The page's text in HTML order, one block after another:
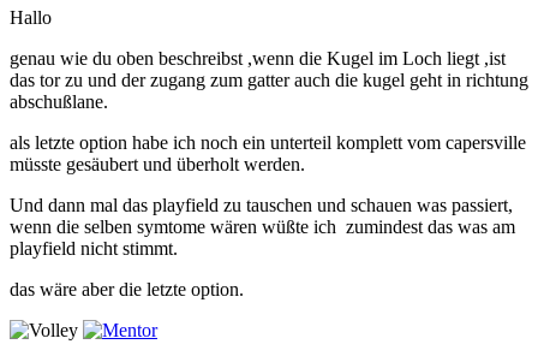
Hallo
genau wie du oben beschreibst ,wenn die Kugel im Loch liegt ,ist
das tor zu und der zugang zum gatter auch die kugel geht in richtung
abschußlane.
als letzte option habe ich noch ein unterteil komplett vom capersville
müsste gesäubert und überholt werden.
Und dann mal das playfield zu tauschen und schauen was passiert,
wenn die selben symtome wären wüßte ich zumindest das was am
playfield nicht stimmt.
das wäre aber die letzte option.